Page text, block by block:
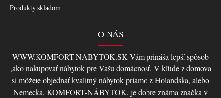
Produkty skladom
O NÁS
WWW.KOMFORT-NABYTOK.SK Vám prináša lepší spôsob
,ako nakupovať nábytok pre Vašu domácnosť. V kľude z domova
si môžete objednať kvalitný nábytok priamo z Holandska, alebo
Nemecka, KOMFORT-NÁBYTOK, je dobre známa značka v